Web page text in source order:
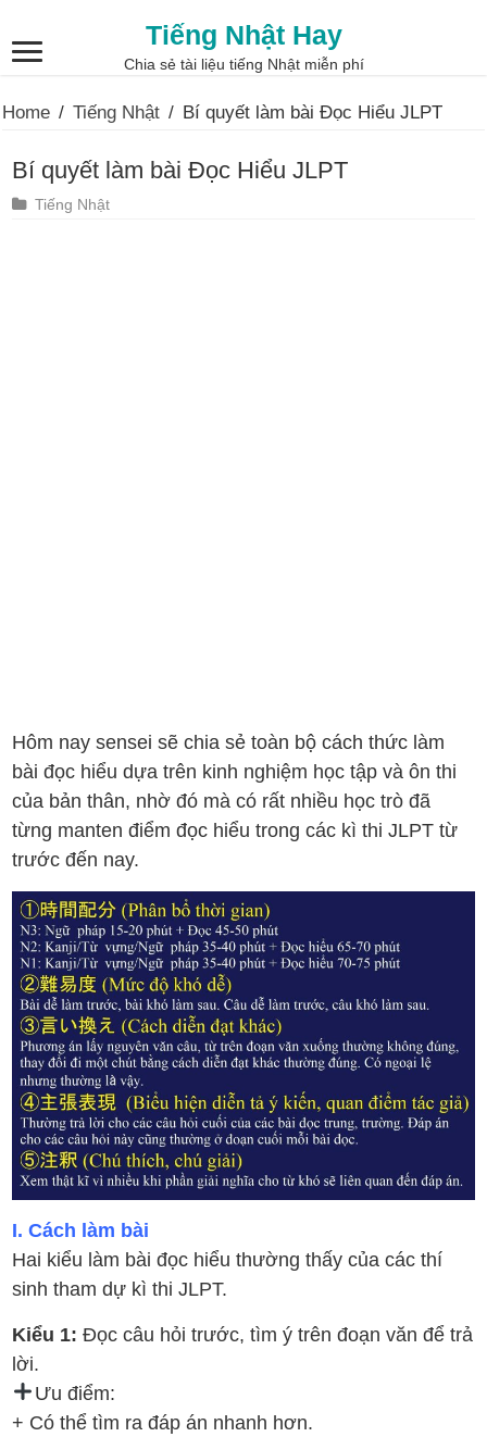
Tiếng Nhật Hay
Chia sẻ tài liệu tiếng Nhật miễn phí
Home / Tiếng Nhật / Bí quyết làm bài Đọc Hiểu JLPT
Bí quyết làm bài Đọc Hiểu JLPT
Tiếng Nhật
Hôm nay sensei sẽ chia sẻ toàn bộ cách thức làm
bài đọc hiểu dựa trên kinh nghiệm học tập và ôn thi
của bản thân, nhờ đó mà có rất nhiều học trò đã
từng manten điểm đọc hiểu trong các kì thi JLPT từ
trước đến nay.
I. Cách làm bài
Hai kiểu làm bài đọc hiểu thường thấy của các thí
sinh tham dự kì thi JLPT.
Kiểu 1: Đọc câu hỏi trước, tìm ý trên đoạn văn để trả
lời.
Ưu điểm:
+ Có thể tìm ra đáp án nhanh hơn.